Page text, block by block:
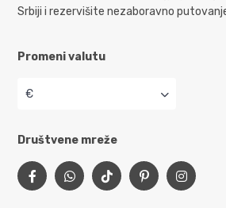
Srbiji i rezervišite nezaboravno
Promeni valutu
€
Društvene mreže